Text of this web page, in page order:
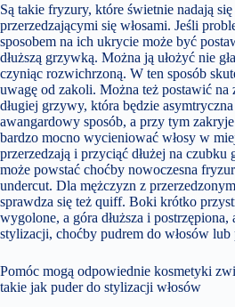
Są takie fryzury, które świetnie nadają
przerzedzającymi się włosami. Jeśli
sposobem na ich ukrycie może być
dłuższą grzywką. Można ją ułożyć nie
czyniąc rozwichrzoną. W ten sposób
uwagę od zakoli. Można też postawić na
długiej grzywy, która będzie
awangardowy sposób, a przy tym
bardzo mocno wycieniować włosy w
przerzedzają i przyciąć dłużej na czubku
może powstać choćby nowoczesna
undercut. Dla mężczyzn z
sprawdza się też quiff. Boki krótko
wygolone, a góra dłuższa i postrzępiona,
stylizacji, choćby pudrem do włosów lub
Pomóc mogą odpowiednie kosmetyki
takie jak puder do stylizacji włosów